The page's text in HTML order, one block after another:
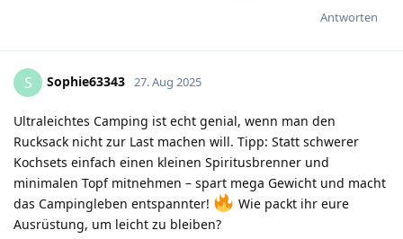
Antworten
S Sophie63343 27. Aug 2025
Ultraleichtes Camping ist echt genial, wenn man den
Rucksack nicht zur Last machen will. Tipp: Statt schwerer
Kochsets einfach einen kleinen Spiritusbrenner und
minimalen Topf mitnehmen – spart mega Gewicht und macht
das Campingleben entspannter!
Wie packt ihr eure
Ausrüstung, um leicht zu bleiben?